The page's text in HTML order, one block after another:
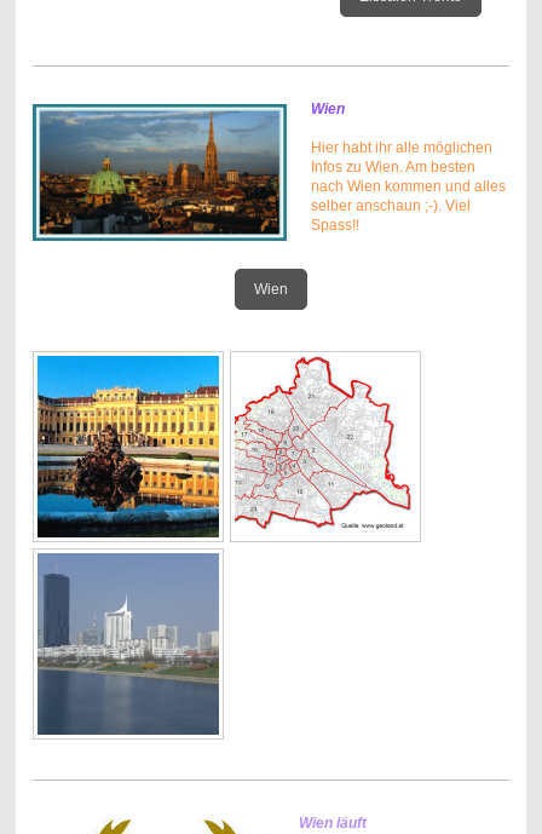
Wien
Hier habt ihr alle möglichen
Infos zu Wien. Am besten
nach Wien kommen und alles
selber anschaun ;-). Viel
Spass!!
Wien
Wien läuft